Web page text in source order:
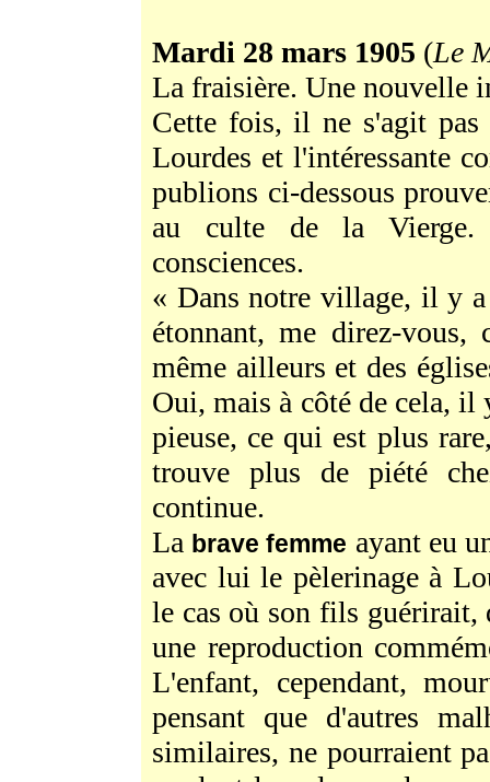
Mardi 28 mars 1905 (Le
La fraisière. Une nouvelle
Cette fois, il ne s'agit pas
Lourdes et l'intéressante
publions ci-dessous
au culte de la Vierge.
consciences.
« Dans notre village, il y
étonnant, me direz-
même ailleurs et des
Oui, mais à côté de cela, il
pieuse, ce qui est plus
trouve plus de piété
continue.
La brave femme ayant eu
avec lui le pèlerinage à
le cas où son fils guérirait,
une reproduction
L'enfant, cependant,
pensant que d'autres
similaires, ne pourraient